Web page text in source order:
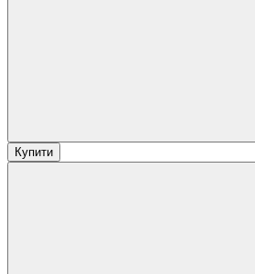
Купити